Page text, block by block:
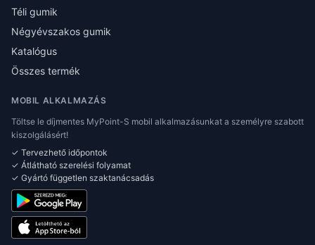
Téli gumik
Négyévszakos gumik
Katalógus
Összes termék
MOBIL ALKALMAZÁS
Töltse le díjmentes MyPoint-S mobil alkalmazásunkat a személyre szabott
kiszolgálásért!
✓ Tervezhető időpontok
✓ Átlátható szerelési folyamat
✓ Gyártó független szaktanácsadás